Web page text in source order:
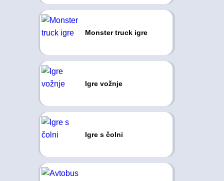
Monster truck igre
Igre vožnje
Igre s čolni